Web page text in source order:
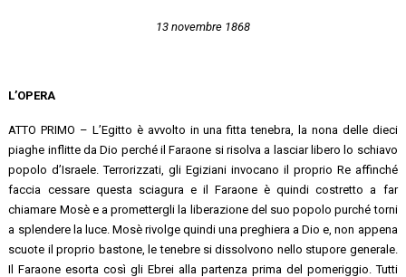
13 novembre 1868
L’OPERA
ATTO PRIMO – L’Egitto è avvolto in una fitta tenebra, la nona delle dieci
piaghe inflitte da Dio perché il Faraone si risolva a lasciar libero lo schiavo
popolo d’Israele. Terrorizzati, gli Egiziani invocano il proprio Re affinché
faccia cessare questa sciagura e il Faraone è quindi costretto a far
chiamare Mosè e a promettergli la liberazione del suo popolo purché torni
a splendere la luce. Mosè rivolge quindi una preghiera a Dio e, non appena
scuote il proprio bastone, le tenebre si dissolvono nello stupore generale.
Il Faraone esorta così gli Ebrei alla partenza prima del pomeriggio. Tutti